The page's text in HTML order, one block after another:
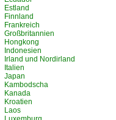
Estland
Finnland
Frankreich
Großbritannien
Hongkong
Indonesien
Irland und Nordirland
Italien
Japan
Kambodscha
Kanada
Kroatien
Laos